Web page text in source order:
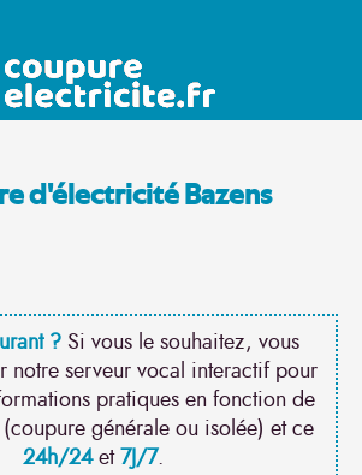
d'électricité Bazens
?Si vous le souhaitez, vous
notre serveur vocal interactif pour
pratiques en fonction de
générale ou isolée) et ce
24h/24et7J/7.